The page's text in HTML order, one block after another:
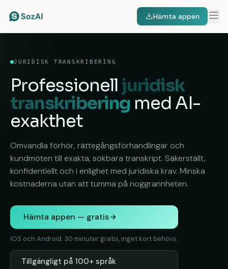
Hämta appen
JURIDISK TRANSKRIBERING
Professionell juridisk
transkribering med AI-
exakthet
Omvandla förhör, rättegångsförhandlingar och
kundmöten till exakta, sökbara transkript. Säkerställt,
konfidentiellt och i enlighet med juridiska krav. Minska
kostnaderna utan att tumma på noggrannheten.
Hämta appen — gratis
iOS och Android. 30 minuter gratis, inget kort behövs.
Tillgängligt på 100+ språk